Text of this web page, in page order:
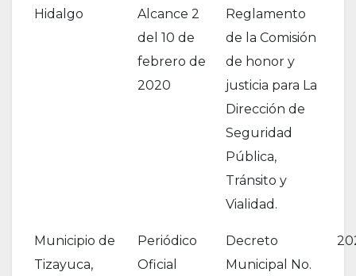
Hidalgo
Alcance 2
del 10 de
febrero de
2020
Reglamento
de la Comisión
de honor y
justicia para La
Dirección de
Seguridad
Pública,
Tránsito y
Vialidad.
Municipio de
Tizayuca,
Periódico
Oficial
Decreto
Municipal No.